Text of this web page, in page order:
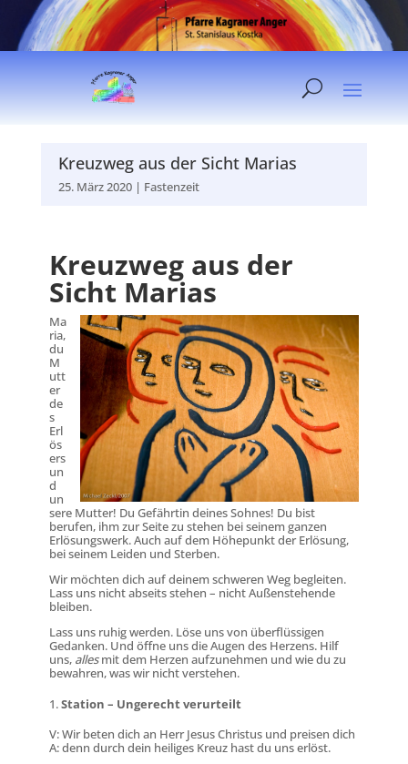
Kreuzweg aus der Sicht Marias
25. März 2020 | Fastenzeit
Kreuzweg aus der
Sicht Marias
Ma
ria,
du
M
utt
er
de
s
Erl
ös
ers
un
d
un
sere Mutter! Du Gefährtin deines Sohnes! Du bist
berufen, ihm zur Seite zu stehen bei seinem ganzen
Erlösungswerk. Auch auf dem Höhepunkt der Erlösung,
bei seinem Leiden und Sterben.
Wir möchten dich auf deinem schweren Weg begleiten.
Lass uns nicht abseits stehen – nicht Außenstehende
bleiben.
Lass uns ruhig werden. Löse uns von überflüssigen
Gedanken. Und öffne uns die Augen des Herzens. Hilf
uns, allesmit dem Herzen aufzunehmen und wie du zu
bewahren, was wir nicht verstehen.
Station – Ungerecht verurteilt
V: Wir beten dich an Herr Jesus Christus und preisen dich
A: denn durch dein heiliges Kreuz hast du uns erlöst.